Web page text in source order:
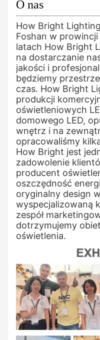
O nas
How Bright
Foshan w
latach How Bright
na dostarczanie
jakości i
będziemy
czas. How Bright
produkcji
oświetleniowych
domowego LED,
wnętrz i na
opracowaliśmy
How Bright jest
zadowolenie
producent
oszczędność
oryginalny design
wyspecjalizowaną
zespół
dotrzymujemy
oświetlenia.